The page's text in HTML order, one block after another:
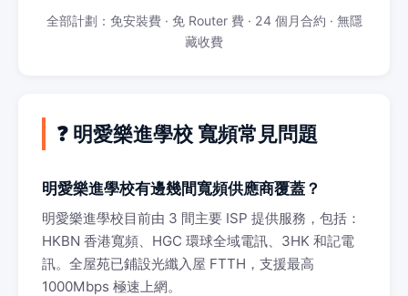
全部計劃：免安裝費 · 免 Router 費 · 24 個月合約 · 無隱
藏收費
❓ 明愛樂進學校 寬頻常見問題
明愛樂進學校有邊幾間寬頻供應商覆蓋？
明愛樂進學校目前由 3 間主要 ISP 提供服務，包括：
HKBN 香港寬頻、HGC 環球全域電訊、3HK 和記電
訊。全屋苑已鋪設光纖入屋 FTTH，支援最高
1000Mbps 極速上網。